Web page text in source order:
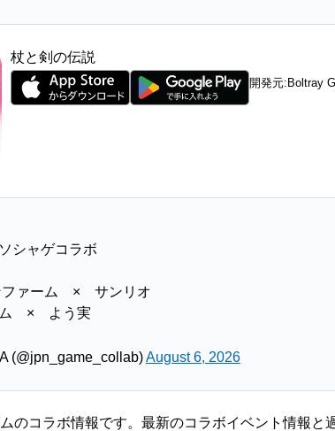
杖と剣の伝説
開発元:Boltray
シャゲコラボ
ファーム × サンリオ
ム × よう実
(@jpn_game_collab)August 6, 2026
のコラボ情報です。最新のコラボイベント情報と